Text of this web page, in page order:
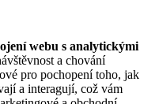
webu s analytickými
a chování
pro pochopení toho, jak
a interagují, což vám